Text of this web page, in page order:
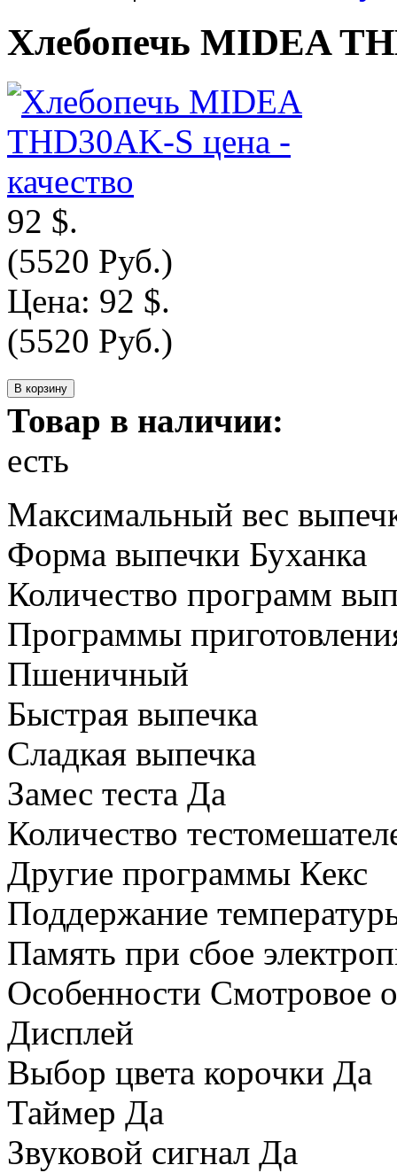
Хлебопечь MIDEA
92 $.
(5520 Руб.)
Цена: 92 $.
(5520 Руб.)
Товар в наличии:
есть
Максимальный вес
Форма выпечки Буханка
Количество программ
Программы
Пшеничный
Быстрая выпечка
Сладкая выпечка
Замес теста Да
Количество
Другие программы Кекс
Поддержание
Память при сбое
Особенности Смотровое
Дисплей
Выбор цвета корочки Да
Таймер Да
Звуковой сигнал Да